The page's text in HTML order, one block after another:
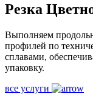
Резка
Выполняем
профилей по
сплавами,
упаковку.
все услуги